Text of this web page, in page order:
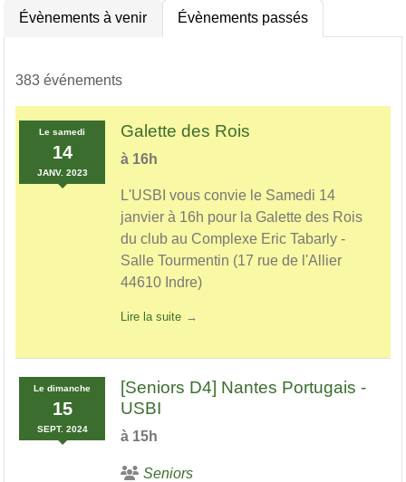
Évènements à venir Évènements passés
383 événements
Lesamedi
14
JANV. 2023
Galette des Rois
à 16h
L'USBI vous convie le Samedi 14
janvier à 16h pour la Galette des Rois
du club au Complexe Eric Tabarly -
Salle Tourmentin (17 rue de l'Allier
44610 Indre)
Lire la suite
Ledimanche
15
SEPT. 2024
[Seniors D4] Nantes Portugais -
USBI
à 15h
Seniors